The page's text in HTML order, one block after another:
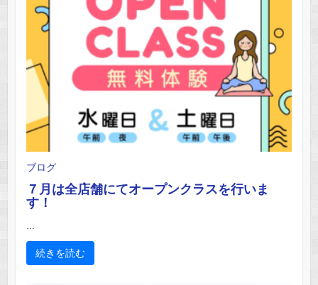
ブログ
７月は全店舗にてオープンクラスを行いま
す！
続きを読む